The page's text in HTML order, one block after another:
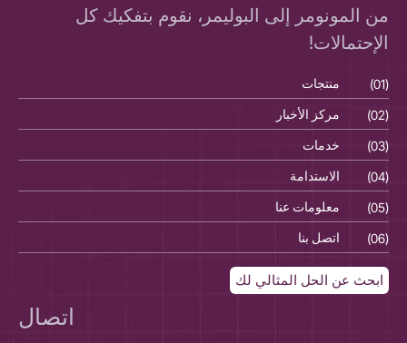
من المونومر إلى البوليمر، نقوم بتفكيك كل
الإحتمالات!
(01) منتجات
(02)
مركز الأخبار
(03)
خدمات
(04)
الاستدامة
(05)
معلومات عنا
(06)
اتصل بنا
ابحث عن الحل المثالي لك
اتصال